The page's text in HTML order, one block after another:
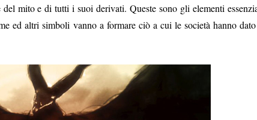
mito e di tutti i suoi derivati. Queste sono gli elementi
ed altri simboli vanno a formare ciò a cui le società hanno